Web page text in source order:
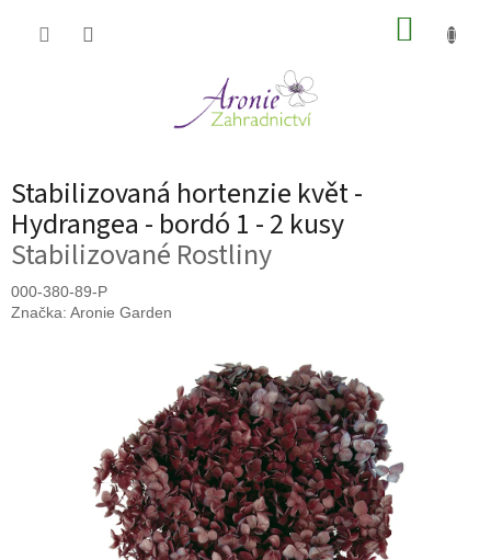
Stabilizovaná hortenzie květ -
Hydrangea - bordó 1 - 2 kusy
Stabilizované Rostliny
000-380-89-P
Značka: Aronie Garden